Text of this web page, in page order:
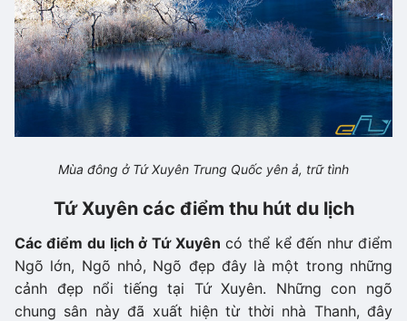
Mùa đông ở Tứ Xuyên Trung Quốc yên ả, trữ tình
Tứ Xuyên các điểm thu hút du lịch
Các điểm du lịch ở Tứ Xuyên có thể kể đến như điểm
Ngõ lớn, Ngõ nhỏ, Ngõ đẹp đây là một trong những
cảnh đẹp nổi tiếng tại Tứ Xuyên. Những con ngõ
chung sân này đã xuất hiện từ thời nhà Thanh, đây